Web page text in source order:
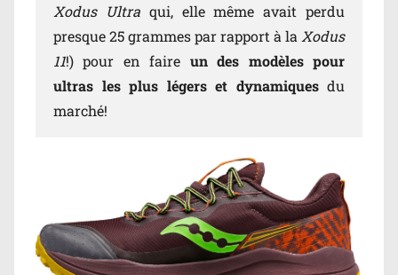
Xodus Ultraqui, elle même avait perdu
presque 25 grammes par rapport à la Xodus
11!) pour en faire un des modèles pour
ultras les plus légers et dynamiquesdu
marché!